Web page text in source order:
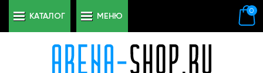
0
КАТАЛОГ МЕНЮ